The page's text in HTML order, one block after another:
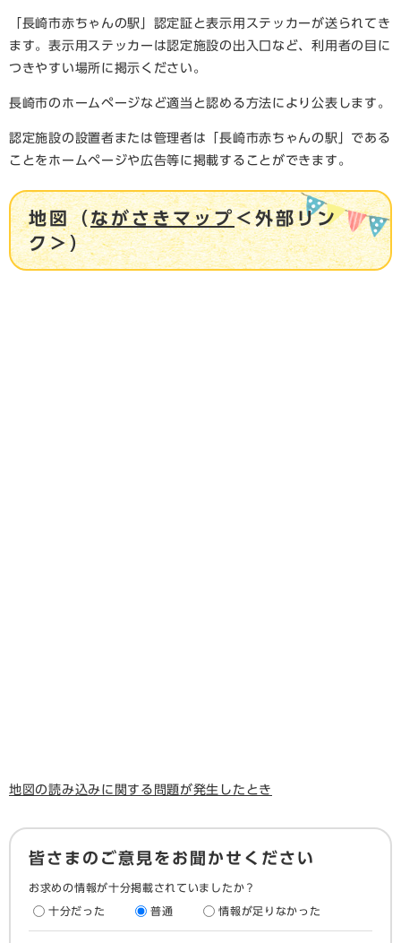
「長崎市赤ちゃんの駅」認定証と表示用ステッカーが送られてき
ます。表示用ステッカーは認定施設の出入口など、利用者の目に
つきやすい場所に掲示ください。
長崎市のホームページなど適当と認める方法により公表します。
認定施設の設置者または管理者は「長崎市赤ちゃんの駅」である
ことをホームページや広告等に掲載することができます。
地図（ながさきマップ＜外部リン
ク＞）
地図の読み込みに関する問題が発生したとき
皆さまのご意見をお聞かせください
お求めの情報が十分掲載されていましたか？
十分だった 普通 情報が足りなかった